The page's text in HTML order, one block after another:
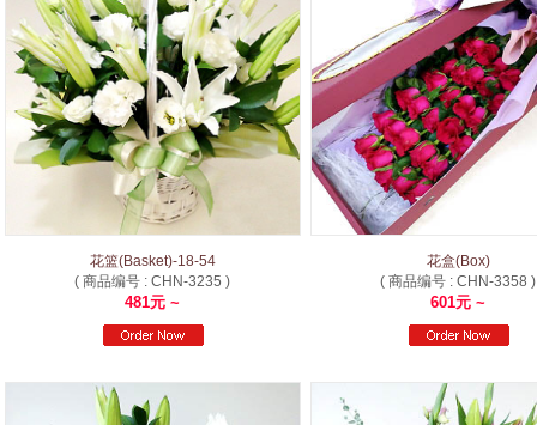
花篮(Basket)-18-54
( 商品编号 : CHN-3235 )
481元 ~
花盒(Box)
( 商品编号 : CHN-3358 )
601元 ~